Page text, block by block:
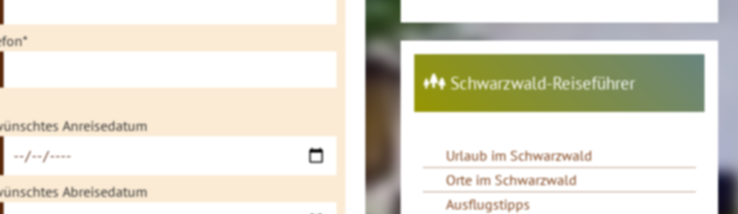
Anreisedatum
Abreisedatum
Schwarzwald-Reiseführer
Urlaub im Schwarzwald
Orte im Schwarzwald
Ausflugstipps